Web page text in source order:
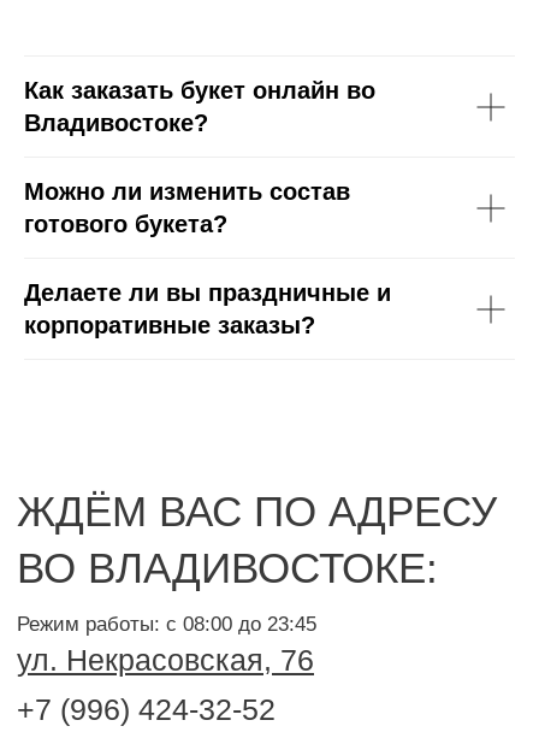
Как заказать букет онлайн во
Владивостоке?
Можно ли изменить состав
готового букета?
Делаете ли вы праздничные и
корпоративные заказы?